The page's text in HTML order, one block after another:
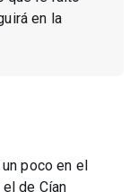
en la
poco en el
de Cían